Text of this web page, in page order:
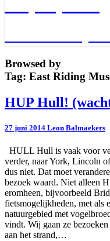
Browsed by
Tag: East Riding
HUP
Hull!
niet
2017)!
HUP Hull!
27 juni 2014 Leon Balmaekers
HULL Hull is vaak voor
verder, naar York, Lincoln
dus niet. Dat moet
bezoek waard. Niet alleen
eromheen, bijvoorbeeld
fietsmogelijkheden, met als
natuurgebied met
vindt. Wij gaan ze
aan het strand,…